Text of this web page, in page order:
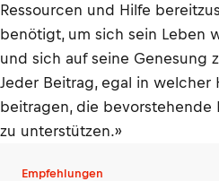
Ressourcen und Hilfe
benötigt, um sich sein Leben
und sich auf seine Genesung
Jeder Beitrag, egal in welcher
beitragen, die bevorstehende
zu unterstützen.»
Empfehlungen